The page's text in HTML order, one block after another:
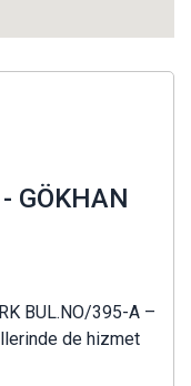
GÖKHAN
BUL.NO/395-A –
de hizmet